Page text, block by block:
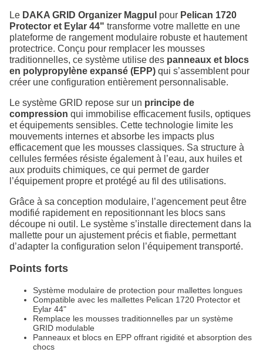
Le DAKA GRID Organizer Magpul pour Pelican 1720
Protector et Eylar 44" transforme votre mallette en une
plateforme de rangement modulaire robuste et hautement
protectrice. Conçu pour remplacer les mousses
traditionnelles, ce système utilise des panneaux et blocs
en polypropylène expansé (EPP) qui s’assemblent pour
créer une configuration entièrement personnalisable.
Le système GRID repose sur un principe de
compression qui immobilise efficacement fusils, optiques
et équipements sensibles. Cette technologie limite les
mouvements internes et absorbe les impacts plus
efficacement que les mousses classiques. Sa structure à
cellules fermées résiste également à l’eau, aux huiles et
aux produits chimiques, ce qui permet de garder
l’équipement propre et protégé au fil des utilisations.
Grâce à sa conception modulaire, l’agencement peut être
modifié rapidement en repositionnant les blocs sans
découpe ni outil. Le système s’installe directement dans la
mallette pour un ajustement précis et fiable, permettant
d’adapter la configuration selon l’équipement transporté.
Points forts
Système modulaire de protection pour mallettes longues
Compatible avec les mallettes Pelican 1720 Protector et
Eylar 44"
Remplace les mousses traditionnelles par un système
GRID modulable
Panneaux et blocs en EPP offrant rigidité et absorption des
chocs